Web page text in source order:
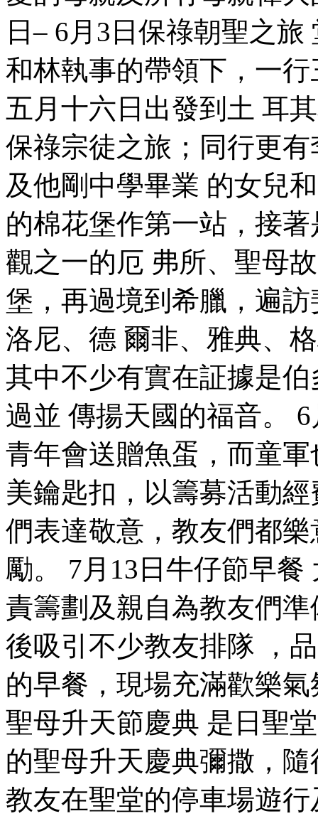
日– 6月3日保祿朝聖之旅
和林執事的帶領下，一
五月十六日出發到土 耳
保祿宗徒之旅；同行更
及他剛中學畢業 的女兒
的棉花堡作第一站，接
觀之一的厄 弗所、聖母
堡，再過境到希臘，遍
洛尼、德 爾非、雅典、
其中不少有實在証據是
過並 傳揚天國的福音。
青年會送贈魚蛋，而童
美鑰匙扣，以籌募活動
們表達敬意，教友們都
勵。 7月13日牛仔節早餐
責籌劃及親自為教友們
後吸引不少教友排隊 ，
的早餐，現場充滿歡樂氣
聖母升天節慶典 是日聖
的聖母升天慶典彌撒，
教友在聖堂的停車場遊